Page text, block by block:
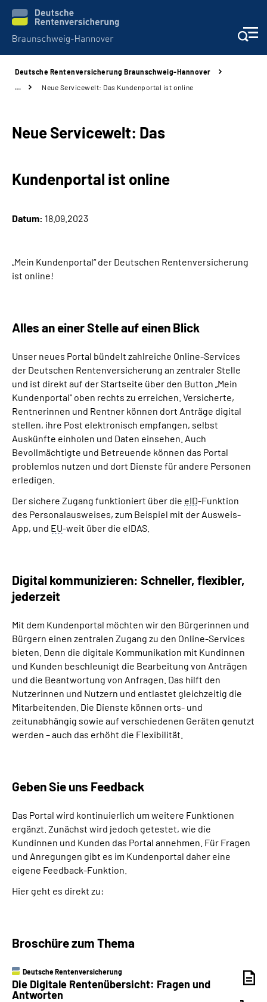
Karriere
Online-Services
Suche
Mein Kundenportal
Deutsche Rentenversicherung Braunschweig-Hannover
…
Neue Servicewelt: Das Kundenportal ist online
Neue Servicewelt: Das
Kundenportal ist online
Datum: 18.09.2023
„Mein Kundenportal“ der Deutschen Rentenversicherung
ist online!
Alles an einer Stelle auf einen Blick
Unser neues Portal bündelt zahlreiche Online-Services
der Deutschen Rentenversicherung an zentraler Stelle
und ist direkt auf der Startseite über den Button „Mein
Kundenportal" oben rechts zu erreichen. Versicherte,
Rentnerinnen und Rentner können dort Anträge digital
stellen, ihre Post elektronisch empfangen, selbst
Auskünfte einholen und Daten einsehen. Auch
Bevollmächtigte und Betreuende können das Portal
problemlos nutzen und dort Dienste für andere Personen
erledigen.
Der sichere Zugang funktioniert über die eID-Funktion
des Personalausweises, zum Beispiel mit der Ausweis-
App, und EU-weit über die eIDAS.
Digital kommunizieren: Schneller, flexibler,
jederzeit
Mit dem Kundenportal möchten wir den Bürgerinnen und
Bürgern einen zentralen Zugang zu den Online-Services
bieten. Denn die digitale Kommunikation mit Kundinnen
und Kunden beschleunigt die Bearbeitung von Anträgen
und die Beantwortung von Anfragen. Das hilft den
Nutzerinnen und Nutzern und entlastet gleichzeitig die
Mitarbeitenden. Die Dienste können orts- und
zeitunabhängig sowie auf verschiedenen Geräten genutzt
werden – auch das erhöht die Flexibilität.
Geben Sie uns Feedback
Das Portal wird kontinuierlich um weitere Funktionen
ergänzt. Zunächst wird jedoch getestet, wie die
Kundinnen und Kunden das Portal annehmen. Für Fragen
und Anregungen gibt es im Kundenportal daher eine
eigene Feedback-Funktion.
Hier geht es direkt zu:
Broschüre zum Thema
Deutsche Rentenversicherung
Die Digitale Rentenübersicht: Fragen und
Antworten